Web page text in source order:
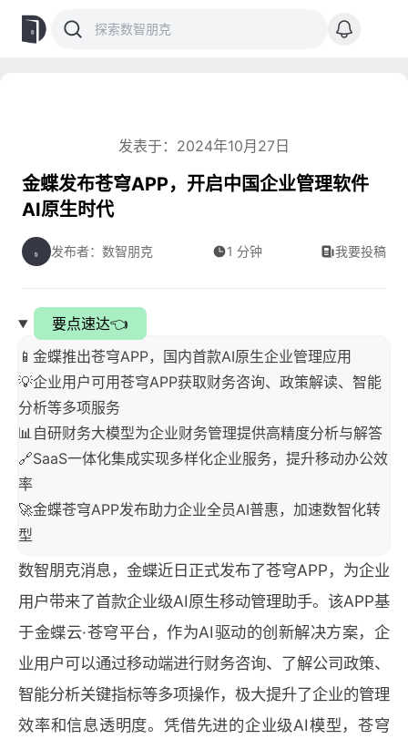
发表于：2024年10月27日
金蝶发布苍穹APP，开启中国企业管理软件
AI原生时代
发布者：数智朋克 1 分钟 我要投稿
要点速达👈
📱金蝶推出苍穹APP，国内首款AI原生企业管理应用
💡企业用户可用苍穹APP获取财务咨询、政策解读、智能
分析等多项服务
📊自研财务大模型为企业财务管理提供高精度分析与解答
🔗SaaS一体化集成实现多样化企业服务，提升移动办公效
率
🚀金蝶苍穹APP发布助力企业全员AI普惠，加速数智化转
型
数智朋克消息，金蝶近日正式发布了苍穹APP，为企业
用户带来了首款企业级AI原生移动管理助手。该APP基
于金蝶云·苍穹平台，作为AI驱动的创新解决方案，企
业用户可以通过移动端进行财务咨询、了解公司政策、
智能分析关键指标等多项操作，极大提升了企业的管理
效率和信息透明度。凭借先进的企业级AI模型，苍穹